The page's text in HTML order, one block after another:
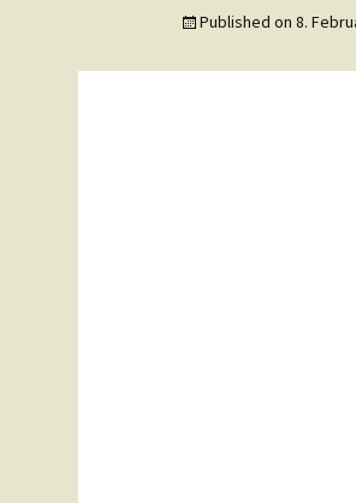
Published on 8.